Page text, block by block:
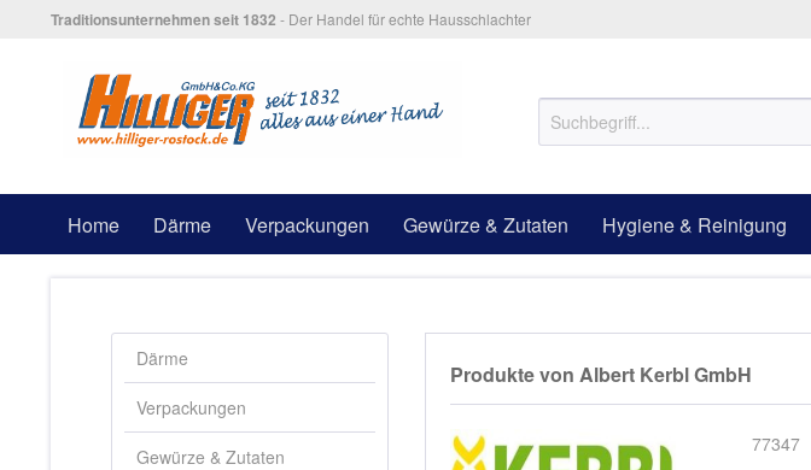
Traditionsunternehmen seit 1832 - Der Handel für echte Hausschlachter
Home Därme Verpackungen Gewürze & Zutaten Hygiene & Reinigung
Därme
Verpackungen
Gewürze & Zutaten
Produkte von Albert Kerbl GmbH
77347